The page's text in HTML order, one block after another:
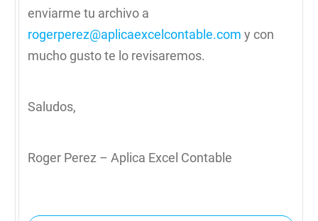
enviarme tu archivo a
rogerperez@aplicaexcelcontable.com y con
mucho gusto te lo revisaremos.
Saludos,
Roger Perez – Aplica Excel Contable